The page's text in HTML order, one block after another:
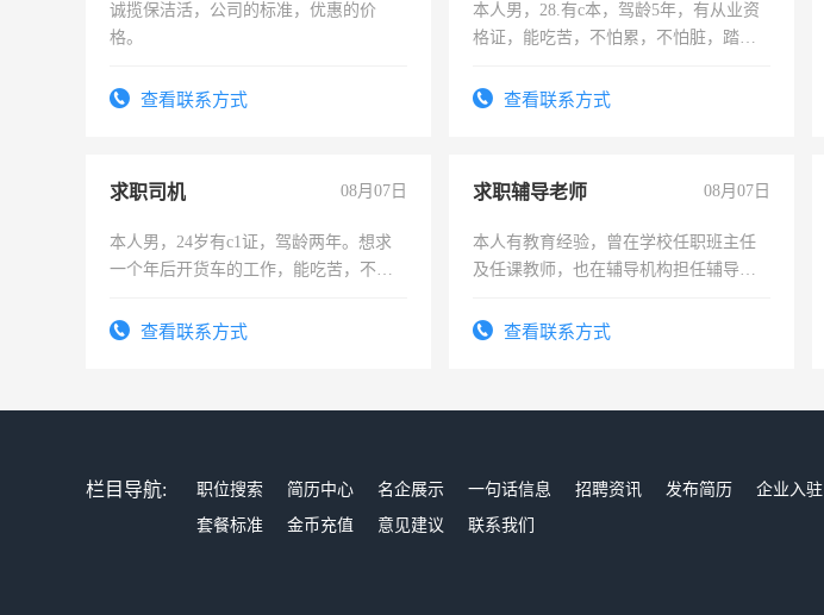
诚揽保洁活，公司的标准，优惠的价
格。
查看联系方式
本人男，28.有c本，驾龄5年，有从业资
格证，能吃苦，不怕累，不怕脏，踏
查看联系方式
求职司机 08月07日
本人男，24岁有c1证，驾龄两年。想求
一个年后开货车的工作，能吃苦，不怕
查看联系方式
求职辅导老师 08月07日
本人有教育经验，曾在学校任职班主任
及任课教师，也在辅导机构担任辅导教
查看联系方式
栏目导航: 职位搜索 简历中心 名企展示 一句话信息 招聘资讯 发布简历 企业入驻
套餐标准
金币充值 意见建议 联系我们